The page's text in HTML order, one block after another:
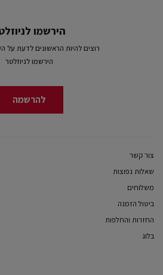
הירשמו
רוצים להיות הראשונים לדעת על
הירשמו לניוזלטר
להרשמה
צור קשר
שאלות נפוצות
משלוחים
ביטול הזמנה
החזרות והחלפות
בלוג